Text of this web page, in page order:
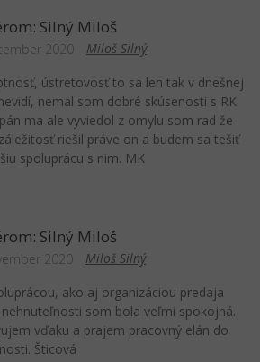
Silný Miloš
Miloš Silný
2020
ústretovosť to sa len tak v dnešnej
nemal som dobré skúsenosti s RK
ma ale vyviedol z omylu som rad že
riešil práve on a budem sa tešiť
spoluprácu s nim. MK
Silný Miloš
Miloš Silný
2020
ako aj organizáciou predaja
som bola veľmi spokojná.
vďaku a prajem pracovný elán do
Šticová